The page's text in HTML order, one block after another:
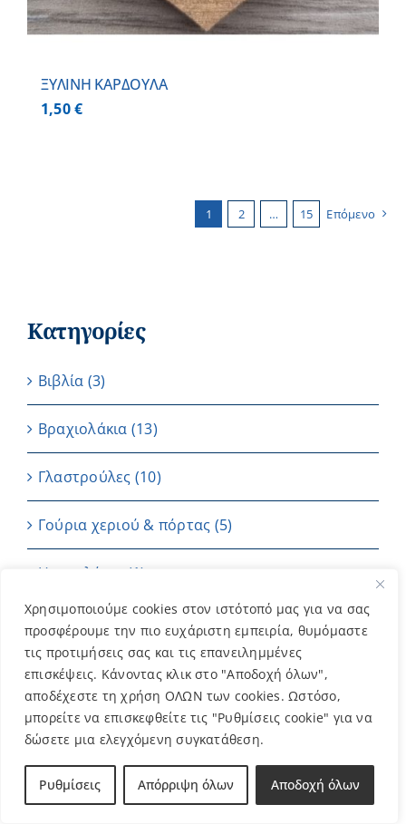
Χρησιμοποιούμε cookies στον ιστότοπό μας για να σας
προσφέρουμε την πιο ευχάριστη εμπειρία, θυμόμαστε
τις προτιμήσεις σας και τις επανειλημμένες
επισκέψεις. Κάνοντας κλικ στο "Αποδοχή όλων",
αποδέχεστε τη χρήση ΟΛΩΝ των cookies. Ωστόσο,
μπορείτε να επισκεφθείτε τις "Ρυθμίσεις cookie" για να
δώσετε μια ελεγχόμενη συγκατάθεση.
Ρυθμίσεις Απόρριψη όλων Αποδοχή όλων
ΞΥΛΙΝΗ ΚΑΡΔΟΥΛΑ
1,50€
1 2 … 15 Επόμενο
Κατηγορίες
Βιβλία (3)
Βραχιολάκια (13)
Γλαστρούλες (10)
Γούρια χεριού & πόρτας (5)
Ημερολόγιο (1)
Καρτούλες
Κεριά (7)
Μπαντάνες(2)
Μπομπονιέρες(202)